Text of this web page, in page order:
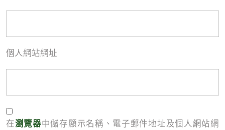
個人網站網址
在瀏覽器中儲存顯示名稱、電子郵件地址及個人網站網